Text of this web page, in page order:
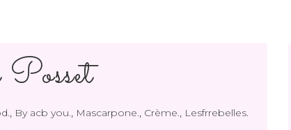
, By acb you., Mascarpone., Crème., Lesfrrebelles.